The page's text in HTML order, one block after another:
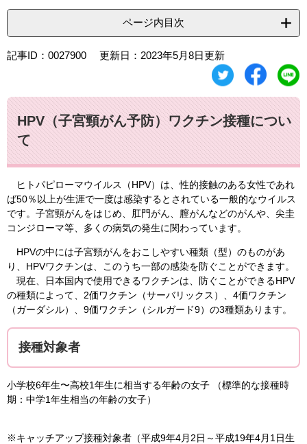
ページ内目次
記事ID：0027900 更新日：2023年5月8日更新
HPV（子宮頸がん予防）ワクチン接種につい
て
ヒトパピローマウイルス（HPV）は、性的接触のある女性であれ
ば50％以上が生涯で一度は感染するとされている一般的なウイルス
です。子宮頸がんをはじめ、肛門がん、膣がんなどのがんや、尖圭
コンジローマ等、多くの病気の発生に関わっています。
HPVの中には子宮頸がんをおこしやすい種類（型）のものがあ
り、HPVワクチンは、このうち一部の感染を防ぐことができます。
現在、日本国内で使用できるワクチンは、防ぐことができるHPV
の種類によって、2価ワクチン（サーバリックス）、4価ワクチン
（ガーダシル）、9価ワクチン（シルガード9）の3種類あります。
接種対象者
⼩学校6年生〜⾼校1年生に相当する年齢の⼥⼦ （標準的な接種時
期：中学1年生相当の年齢の女子）
※キャッチアップ接種対象者（平成9年4月2日～平成19年4月1日生